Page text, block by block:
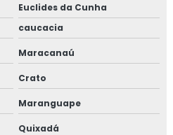
Euclides da Cunha
caucacia
Maracanaú
Crato
Maranguape
Quixadá